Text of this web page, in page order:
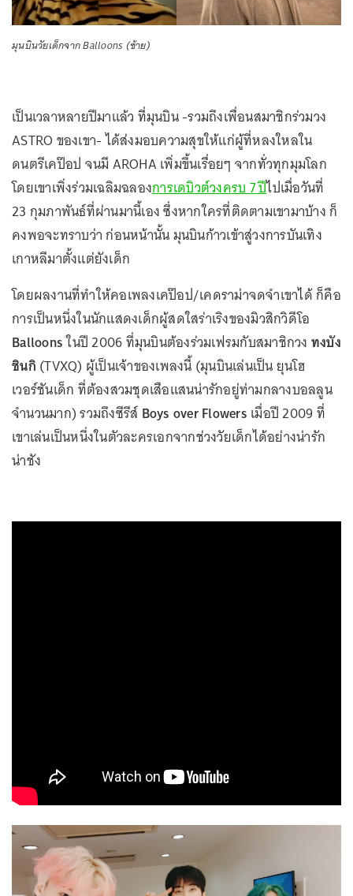
มุนบินวัยเด็กจาก Balloons (ซ้าย)
เป็นเวลาหลายปีมาแล้ว ที่มุนบิน -รวมถึงเพื่อนสมาชิกร่วมวง
ASTRO ของเขา- ได้ส่งมอบความสุขให้แก่ผู้ที่หลงใหลใน
ดนตรีเคป๊อป จนมี AROHA เพิ่มขึ้นเรื่อยๆ จากทั่วทุกมุมโลก
โดยเขาเพิ่งร่วมเฉลิมฉลองการเดบิวต์วงครบ 7 ปีไปเมื่อวันที่
23 กุมภาพันธ์ที่ผ่านมานี้เอง ซึ่งหากใครที่ติดตามเขามาบ้าง ก็
คงพอจะทราบว่า ก่อนหน้านั้น มุนบินก้าวเข้าสู่วงการบันเทิง
เกาหลีมาตั้งแต่ยังเด็ก
โดยผลงานที่ทำให้คอเพลงเคป๊อป/เคดราม่าจดจำเขาได้ ก็คือ
การเป็นหนึ่งในนักแสดงเด็กผู้สดใสร่าเริงของมิวสิกวิดีโอ
Balloonsในปี 2006 ที่มุนบินต้องร่วมเฟรมกับสมาชิกวง ทงบัง
ชินกิ (TVXQ) ผู้เป็นเจ้าของเพลงนี้ (มุนบินเล่นเป็น ยุนโฮ
เวอร์ชันเด็ก ที่ต้องสวมชุดเสือแสนน่ารักอยู่ท่ามกลางบอลลูน
จำนวนมาก) รวมถึงซีรีส์ Boys over Flowers เมื่อปี 2009 ที่
เขาเล่นเป็นหนึ่งในตัวละครเอกจากช่วงวัยเด็กได้อย่างน่ารัก
น่าชัง